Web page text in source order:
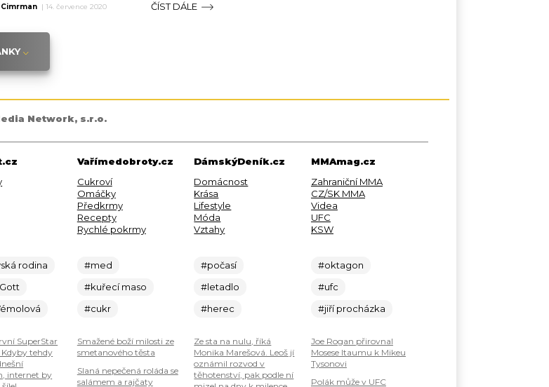
| 14. července 2020 ČÍST DÁLE
Network, s.r.o.
rodina
SuperStar
Kdyby tehdy
internet by
Vařímedobroty.cz
Cukroví
Omáčky
Předkrmy
Recepty
Rychlé pokrmy
#med
#kuřecí maso
#cukr
Smažené boží milosti ze
smetanového těsta
Slaná nepečená roláda se
salámem a rajčaty
DámskýDeník.cz
Domácnost
Krása
Lifestyle
Móda
Vztahy
#počasí
#letadlo
#herec
Ze sta na nulu, říká
Monika Marešová. Leoš jí
oznámil rozvod v
těhotenství, pak podle ní
MMAmag.cz
Zahraniční MMA
CZ/SK MMA
Videa
UFC
KSW
#oktagon
#ufc
#jiří procházka
Joe Rogan přirovnal
Mosese Itaumu k Mikeu
Tysonovi
Polák může v UFC